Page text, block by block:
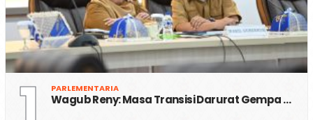
PARLEMENTARIA
Wagub Reny: Masa Transisi Darurat Gempa …